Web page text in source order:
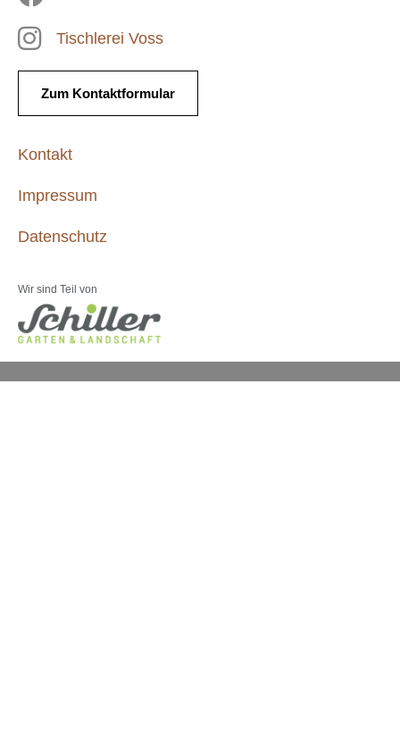
Tischlerei Voss
Zum Kontaktformular
Kontakt
Impressum
Datenschutz
Wir sind Teil von